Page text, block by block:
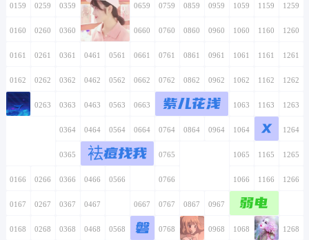
0159 0259 0359 0459 0559 0659 0759 0859 0959 1059 1159 1259
0160 0260 0360 0460 0560 0660 0760 0860 0960 1060 1160 1260
0161 0261 0361 0461 0561 0661 0761 0861 0961 1061 1161 1261
0162 0262 0362 0462 0562 0662 0762 0862 0962 1062 1162 1262
0163 0263 0363 0463 0563 0663 0763
紫儿花浅
0863 0963 1063 1163 1263
0364 0464 0564 0664 0764 0864 0964 1064 1164
X 1264
0365 0465
袪痘找我
0565 0665 0765 1065 1165 1265
0166 0266 0366 0466 0566 0766 1066 1166 1266
0167 0267 0367 0467 0667 0767 0867 0967 1067
弱电
1167
0168 0268 0368 0468 0568 0668
磐 0768 0868 0968 1068 1168 1268